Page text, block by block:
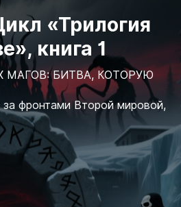
«Трилогия
книга 1
БИТВА, КОТОРУЮ
фронтами Второй мировой,